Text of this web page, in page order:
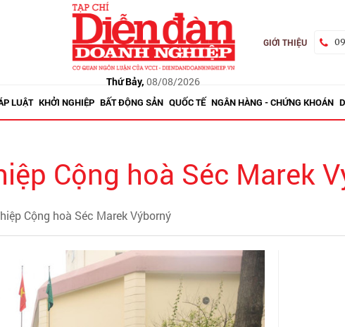
Thứ Bảy, 08/08/2026
GIỚI THIỆU
LUẬT KHỞI NGHIỆP BẤT ĐỘNG SẢN QUỐC TẾ NGÂN HÀNG - CHỨNG KHOÁN
Cộng hoà Séc Marek
Cộng hoà Séc Marek Výborný